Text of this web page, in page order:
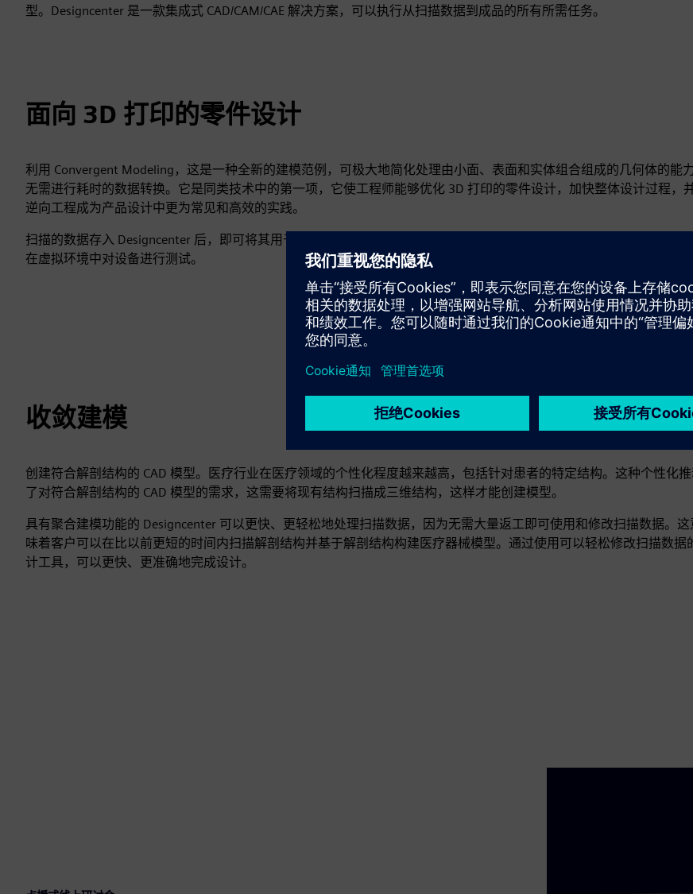
型。Designcenter 是一款集成式 CAD/CAM/CAE 解决方案，可以执行从扫描数据到成品的所有所需任务。
面向 3D 打印的零件设计
利用 Convergent Modeling，这是一种全新的建模范例，可极大地简化处理由小面、表面和实体组合组成的几何体的能力
无需进行耗时的数据转换。它是同类技术中的第一项，它使工程师能够优化 3D 打印的零件设计，加快整体设计过程，
逆向工程成为产品设计中更为常见和高效的实践。
扫描的数据存入 Designcenter 后，即可将其用于各种下游用途，例如 3D 打印和虚拟临床试验。在设计最终确定之前，
在虚拟环境中对设备进行测试。
收敛建模
创建符合解剖结构的 CAD 模型。医疗行业在医疗领域的个性化程度越来越高，包括针对患者的特定结构。这种个性化
了对符合解剖结构的 CAD 模型的需求，这需要将现有结构扫描成三维结构，这样才能创建模型。
具有聚合建模功能的 Designcenter 可以更快、更轻松地处理扫描数据，因为无需大量返工即可使用和修改扫描数据。这
味着客户可以在比以前更短的时间内扫描解剖结构并基于解剖结构构建医疗器械模型。通过使用可以轻松修改扫描数据
计工具，可以更快、更准确地完成设计。